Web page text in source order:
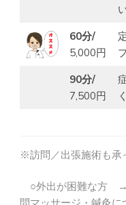
60分/
5,000円
90分/
7,500円
※訪問／出張施術も承
○外出が困難な方 →